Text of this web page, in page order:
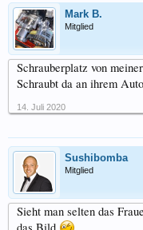
Mark B.
Mitglied
Schrauberplatz von
Schraubt da an ihrem Auto
14. Juli 2020
Sushibomba
Mitglied
Sieht man selten das